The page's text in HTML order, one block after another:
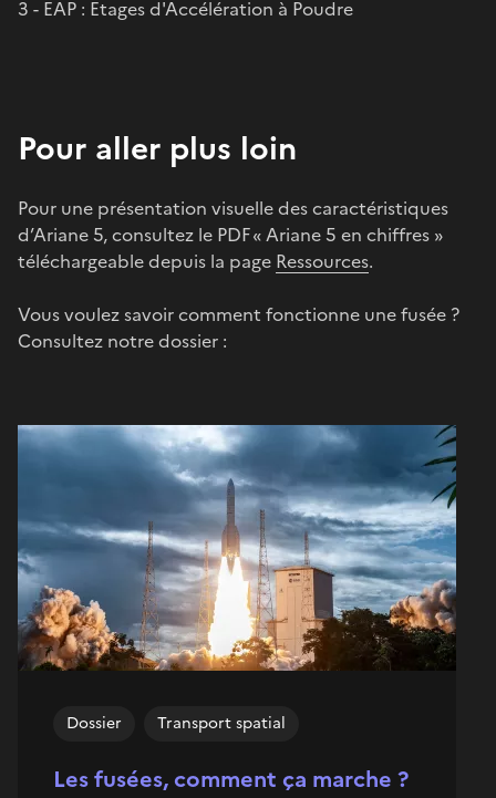
3 - EAP : Etages d'Accélération à Poudre
Pour aller plus loin
Pour une présentation visuelle des caractéristiques
d’Ariane 5, consultez le PDF « Ariane 5 en chiffres »
téléchargeable depuis la page Ressources.
Vous voulez savoir comment fonctionne une fusée ?
Consultez notre dossier :
Les fusées, comment ça marche ?
Dossier Transport spatial